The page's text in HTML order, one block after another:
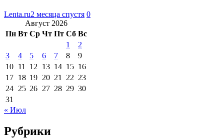
Lenta.ru2 месяца спустя 0
Август 2026
Пн Вт Ср Чт Пт Сб Вс
1
2
3
4 5 6 7 8
9
10 11 12 13 14 15 16
17 18 19 20 21 22 23
24 25 26 27 28 29 30
31
« Июл
Рубрики